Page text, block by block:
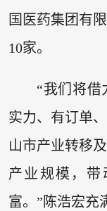
国医药集团有
10家。
“我们将借
实力、有订单
山市产业转移
产业规模，
富。”陈浩宏充